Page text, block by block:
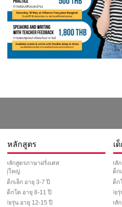
หลักสูตร
หลักสูตรภาษาฝรั่งเศส
ผู้ใหญ่
เด็กเล็ก อายุ 3-7 ปี
เด็กโต อายุ 8-11 ปี
วัยรุ่น อายุ 12-15 ปี
เ
หลั
เด็
เด็
วัย
หลั